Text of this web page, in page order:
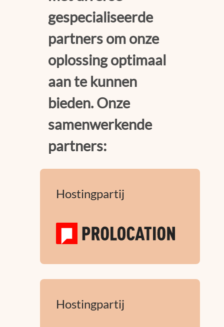
gespecialiseerde
partners om onze
oplossing optimaal
aan te kunnen
bieden. Onze
samenwerkende
partners:
Hostingpartij
Hostingpartij